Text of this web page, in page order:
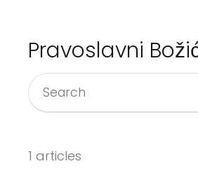
Pravoslavni
1 articles